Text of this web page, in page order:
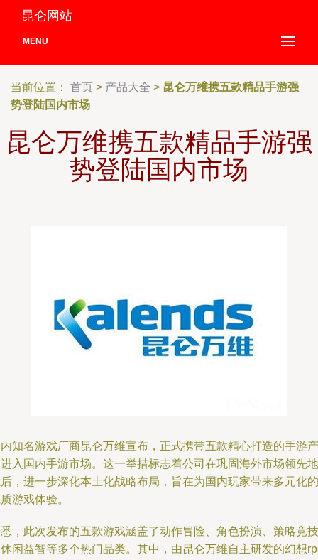
昆仑网站
MENU
当前位置： 首页 > 产品大全 > 昆仑万维携五款精品手游强
势登陆国内市场
昆仑万维携五款精品手游强
势登陆国内市场
知名游戏厂商昆仑万维宣布，正式携带五款精心打造的手游产
入国内手游市场。这一举措标志着公司在巩固海外市场领先地
，进一步深化本土化战略布局，旨在为国内玩家带来多元化的
游戏体验。
，此次发布的五款游戏涵盖了动作冒险、角色扮演、策略竞技
闲益智等多个热门品类。其中，由昆仑万维自主研发的幻想